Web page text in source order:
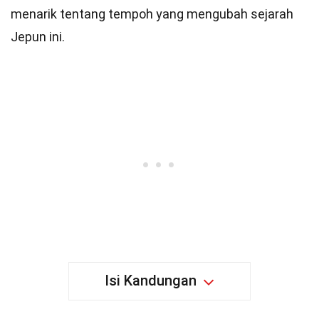
menarik tentang tempoh yang mengubah sejarah
Jepun ini.
Isi Kandungan